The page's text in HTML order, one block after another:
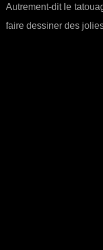
Autrement-dit le
faire dessiner des